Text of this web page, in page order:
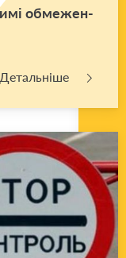
обме­же­н­
Детальніше